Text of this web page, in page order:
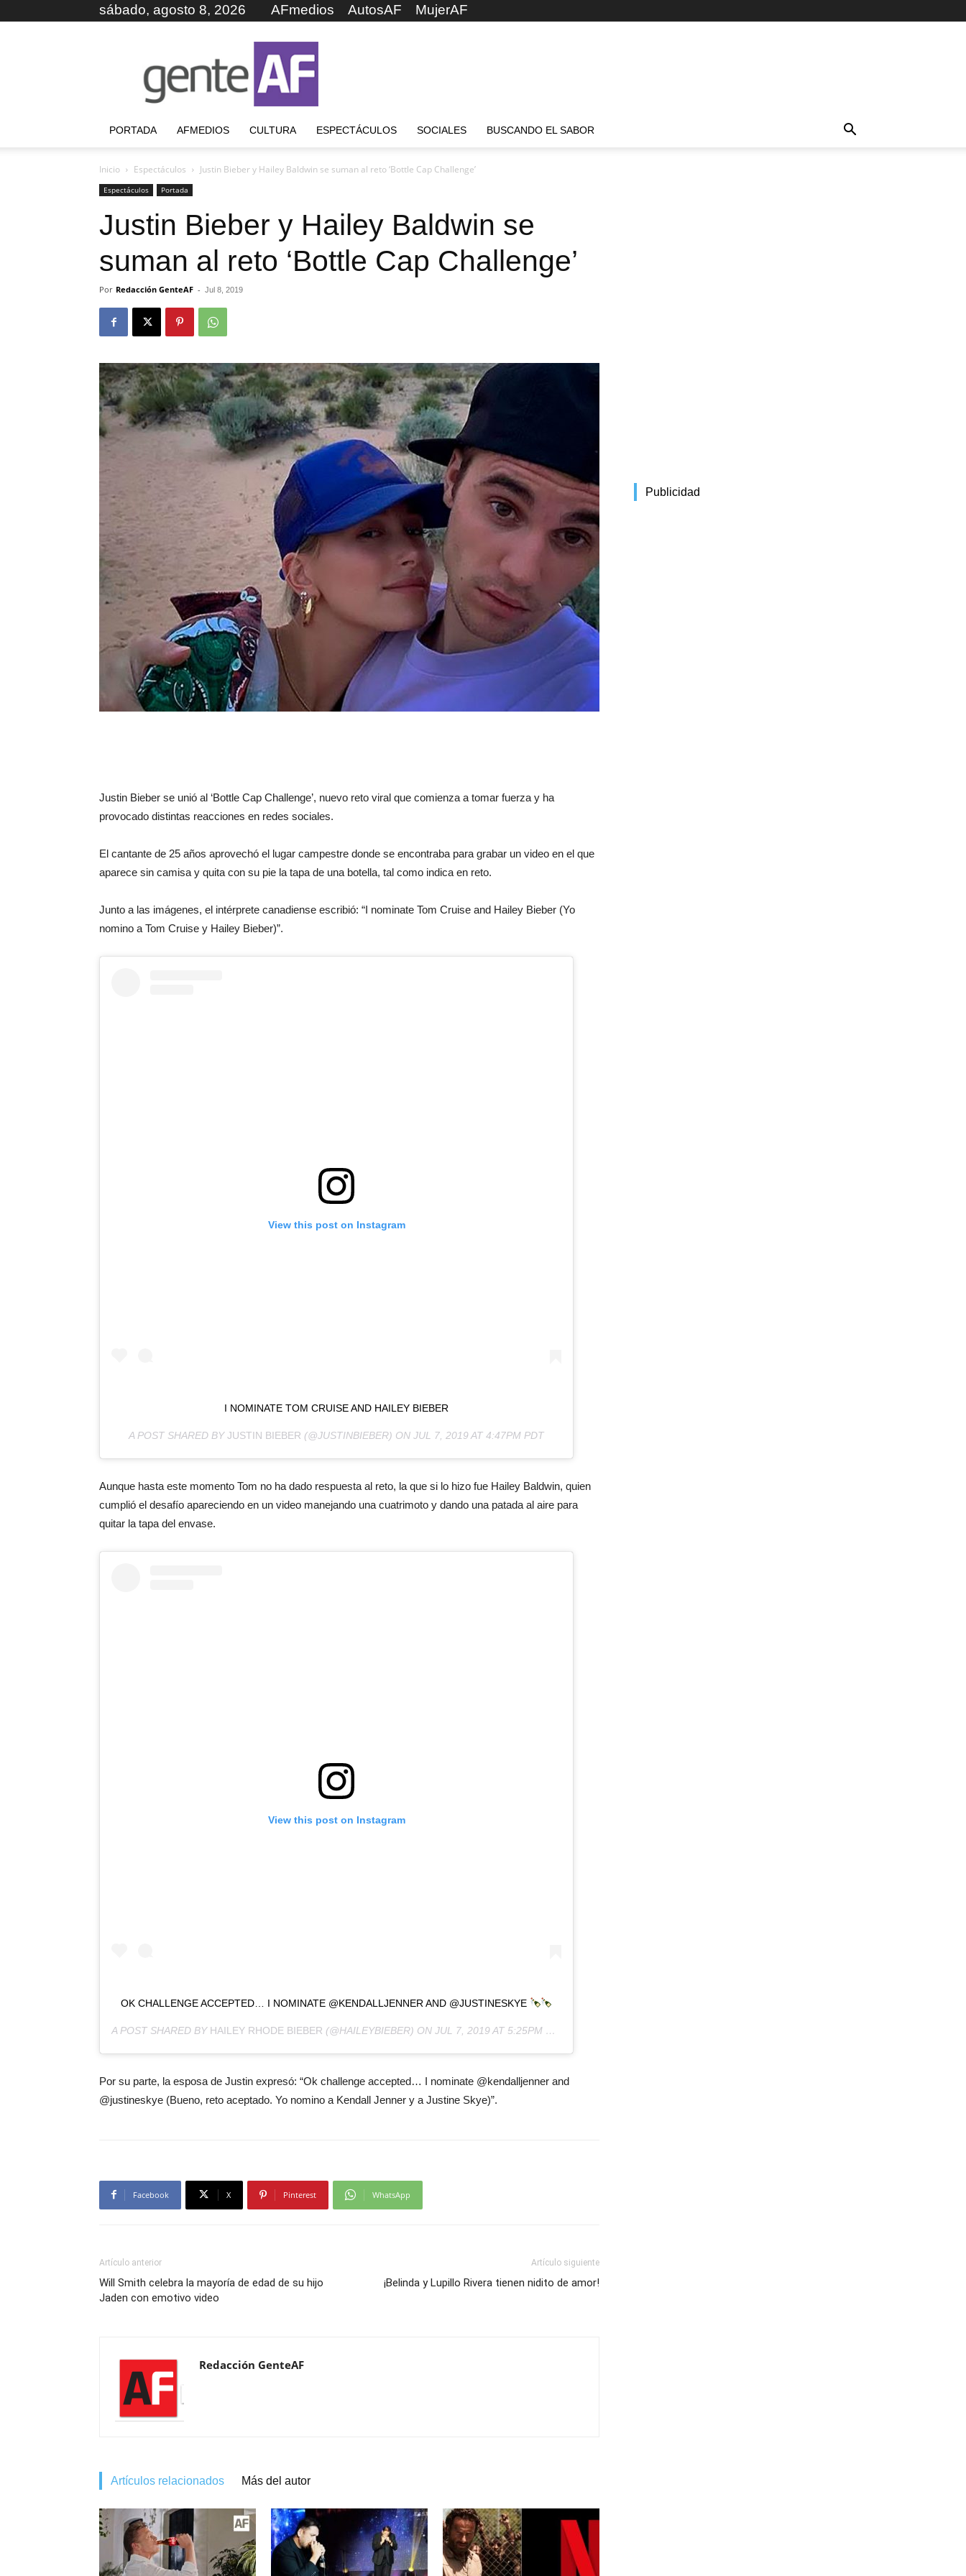
sábado, agosto 8, 2026 AFmedios AutosAF MujerAF
PORTADA AFMEDIOS CULTURA ESPECTÁCULOS SOCIALES BUSCANDO EL SABOR
Inicio Espectáculos Justin Bieber y Hailey Baldwin se suman al reto ‘Bottle Cap Challenge’
Espectáculos Portada
Justin Bieber y Hailey Baldwin se
suman al reto ‘Bottle Cap Challenge’
Por Redacción GenteAF - Jul 8, 2019
Justin Bieber se unió al ‘Bottle Cap Challenge’, nuevo reto viral que comienza a tomar fuerza y ha
provocado distintas reacciones en redes sociales.
El cantante de 25 años aprovechó el lugar campestre donde se encontraba para grabar un video en el que
aparece sin camisa y quita con su pie la tapa de una botella, tal como indica en reto.
Junto a las imágenes, el intérprete canadiense escribió: “I nominate Tom Cruise and Hailey Bieber (Yo
nomino a Tom Cruise y Hailey Bieber)”.
View this post on Instagram
I NOMINATE TOM CRUISE AND HAILEY BIEBER
A POST SHARED BYJUSTIN BIEBER (@JUSTINBIEBER) ON JUL 7, 2019 AT 4:47PM PDT
Aunque hasta este momento Tom no ha dado respuesta al reto, la que si lo hizo fue Hailey Baldwin, quien
cumplió el desafío apareciendo en un video manejando una cuatrimoto y dando una patada al aire para
quitar la tapa del envase.
View this post on Instagram
OK CHALLENGE ACCEPTED… I NOMINATE @KENDALLJENNER AND @JUSTINESKYE
A POST SHARED BY HAILEY RHODE BIEBER (@HAILEYBIEBER) ON JUL 7, 2019 AT 5:25PM PDT
Por su parte, la esposa de Justin expresó: “Ok challenge accepted… I nominate @kendalljenner and
@justineskye (Bueno, reto aceptado. Yo nomino a Kendall Jenner y a Justine Skye)”.
Facebook X Pinterest WhatsApp
Artículo anterior
Will Smith celebra la mayoría de edad de su hijo
Jaden con emotivo video
Artículo siguiente
¡Belinda y Lupillo Rivera tienen nidito de amor!
Redacción GenteAF
Artículos relacionados Más del autor
Publicidad